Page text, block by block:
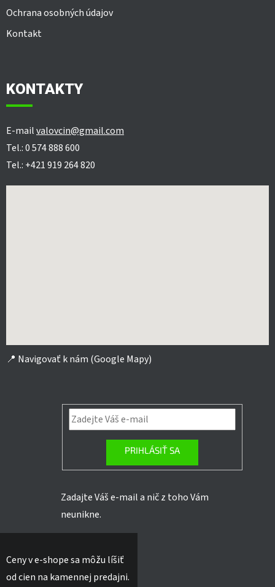
Ochrana osobných údajov
Kontakt
KONTAKTY
E-mailvalovcin@gmail.com
Tel.: 0 574 888 600
Tel.: +421 919 264 820
📍 Navigovať k nám (Google Mapy)
PRIHLÁSIŤ SA
Zadajte Váš e-mail a nič z toho Vám
neunikne.
Ceny v e-shope sa môžu líšiť
od cien na kamennej predajni.